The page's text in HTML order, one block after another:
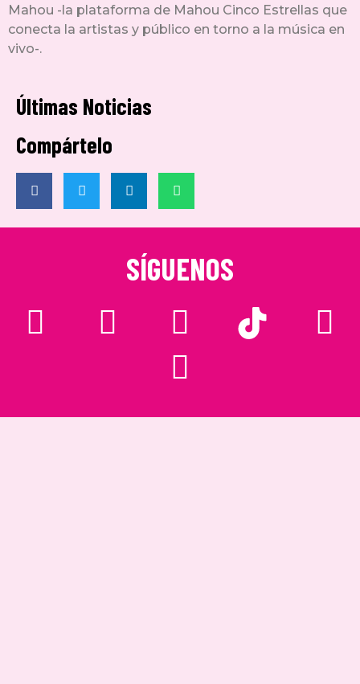
Mahou -la plataforma de Mahou Cinco Estrellas que
conecta la artistas y público en torno a la música en
vivo-.
Últimas Noticias
Compártelo
SÍGUENOS